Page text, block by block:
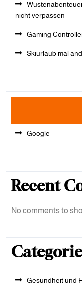
nicht verpassen
Gaming
Skiurlaub mal
Google
Recent
No comments to
Gesundheit und